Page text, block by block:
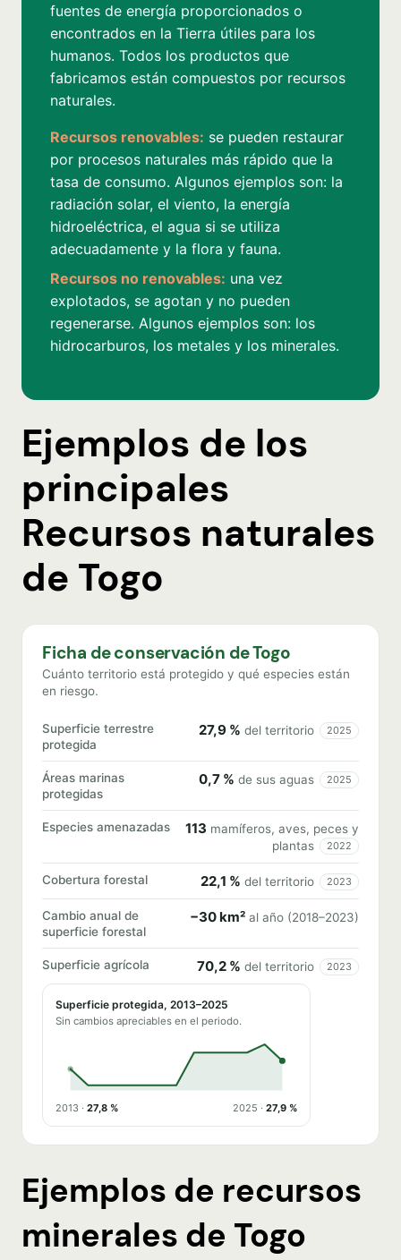
fuentes de energía proporcionados o
encontrados en la Tierra útiles para los
humanos. Todos los productos que
fabricamos están compuestos por recursos
naturales.
Recursos renovables: se pueden restaurar
por procesos naturales más rápido que la
tasa de consumo. Algunos ejemplos son: la
radiación solar, el viento, la energía
hidroeléctrica, el agua si se utiliza
adecuadamente y la flora y fauna.
Recursos no renovables: una vez
explotados, se agotan y no pueden
regenerarse. Algunos ejemplos son: los
hidrocarburos, los metales y los minerales.
Ejemplos de los
principales
Recursos naturales
de Togo
Ficha de conservación de Togo
Cuánto territorio está protegido y qué especies están
en riesgo.
Superficie terrestre
protegida
27,9 % del territorio 2025
Áreas marinas
protegidas
0,7 % de sus aguas 2025
Especies amenazadas 113 mamíferos, aves, peces y
plantas
2022
Cobertura forestal 22,1 % del territorio 2023
Cambio anual de
superficie forestal
−30 km² al año (2018–2023)
Superficie agrícola 70,2 % del territorio 2023
Superficie protegida, 2013–2025
Sin cambios apreciables en el periodo.
2013 · 27,8 % 2025 · 27,9 %
Ejemplos de recursos
minerales de Togo